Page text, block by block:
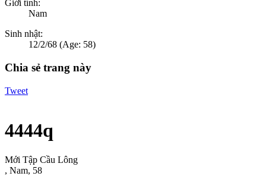
Giới tính:
Nam
Sinh nhật:
12/2/68 (Age: 58)
Chia sẻ trang này
Tweet
4444q
Mới Tập Cầu Lông
, Nam, 58